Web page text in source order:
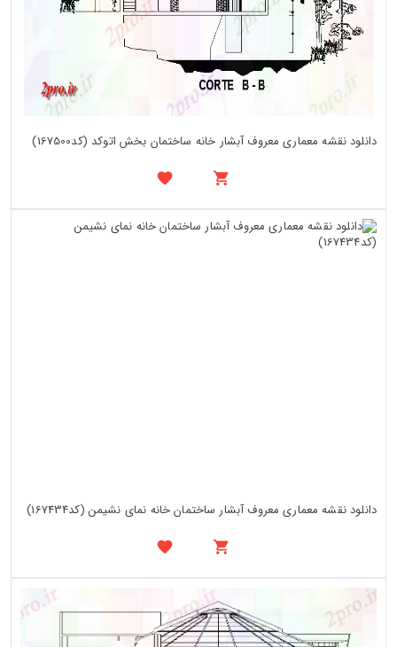
دانلود نقشه معماری معروف آبشار خانه ساختمان بخش اتوکد (کد167500)
دانلود نقشه معماری معروف آبشار ساختمان خانه نمای نشیمن (کد167434)